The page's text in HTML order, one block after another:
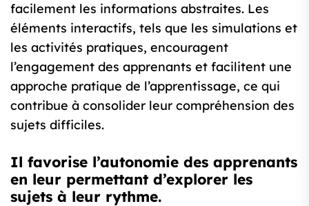
facilement les informations abstraites. Les
éléments interactifs, tels que les simulations et
les activités pratiques, encouragent
l’engagement des apprenants et facilitent une
approche pratique de l’apprentissage, ce qui
contribue à consolider leur compréhension des
sujets difficiles.
Il favorise l’autonomie des apprenants
en leur permettant d’explorer les
sujets à leur rythme.